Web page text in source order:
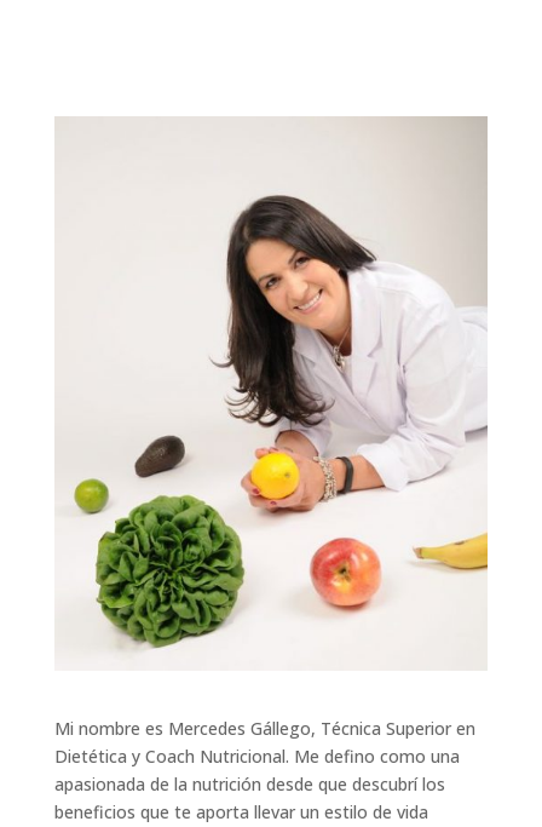
Mi nombre es Mercedes Gállego, Técnica Superior en
Dietética y Coach Nutricional. Me defino como una
apasionada de la nutrición desde que descubrí los
beneficios que te aporta llevar un estilo de vida